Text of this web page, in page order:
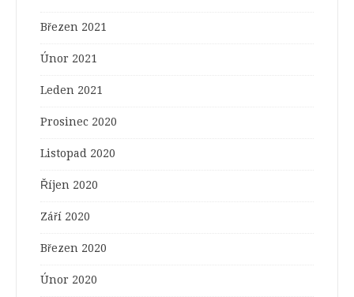
Březen 2021
Únor 2021
Leden 2021
Prosinec 2020
Listopad 2020
Říjen 2020
Září 2020
Březen 2020
Únor 2020